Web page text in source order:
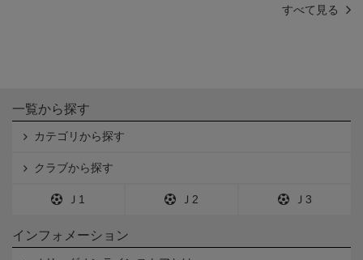
すべて見る
一覧から探す
カテゴリから探す
クラブから探す
Ｊ1 Ｊ2 Ｊ3
インフォメーション